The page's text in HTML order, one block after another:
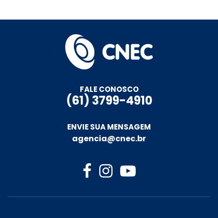
FALE CONOSCO
(61) 3799-4910
ENVIE SUA MENSAGEM
agencia@cnec.br